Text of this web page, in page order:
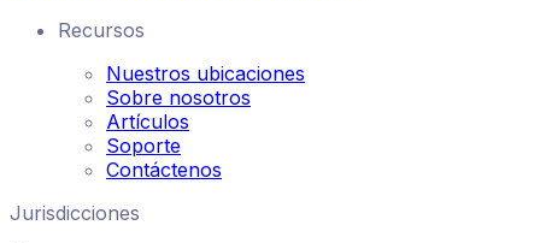
Recursos
Nuestros ubicaciones
Sobre nosotros
Artículos
Soporte
Contáctenos
Jurisdicciones